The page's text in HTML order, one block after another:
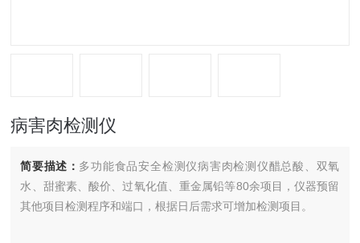
病害肉检测仪
简要描述： 多功能食品安全检测仪病害肉检测仪醋总酸、双氧
水、甜蜜素、酸价、过氧化值、重金属铅等80余项目，仪器预留
其他项目检测程序和端口，根据日后需求可增加检测项目。